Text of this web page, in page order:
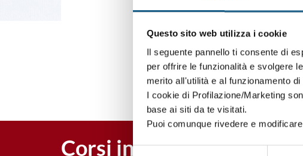
Questo sito web utilizza i cookie
Il seguente pannello ti consente di
per offrire le funzionalità e svolgere
merito all'utilità e al funzionamento
I cookie di Profilazione/Marketing
base ai siti da te visitati.
Puoi comunque rivedere e
VUOI PARTECIPARE DA SUBITO?
Iscriviti al corso appena partito,
Il corso è in webinar, contattaci a
Corsi in partenza